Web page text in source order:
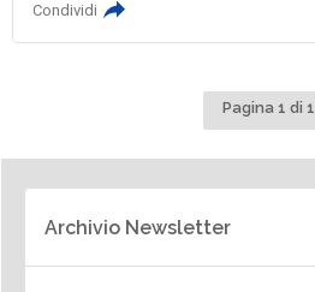
Condividi
Pagina 1 di 1
Archivio Newsletter